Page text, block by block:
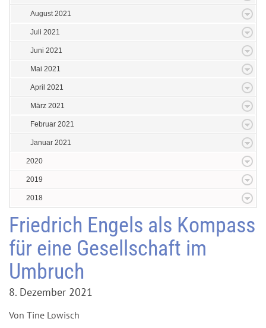
August 2021
Juli 2021
Juni 2021
Mai 2021
April 2021
März 2021
Februar 2021
Januar 2021
2020
2019
2018
Friedrich Engels als Kompass
für eine Gesellschaft im
Umbruch
8. Dezember 2021
Von Tine Lowisch